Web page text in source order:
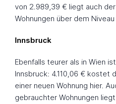
von 2.989,39 € liegt auch
Wohnungen über dem
Innsbruck
Ebenfalls teurer als in Wien
Innsbruck: 4.110,06 € kostet
einer neuen Wohnung hier.
gebrauchter Wohnungen